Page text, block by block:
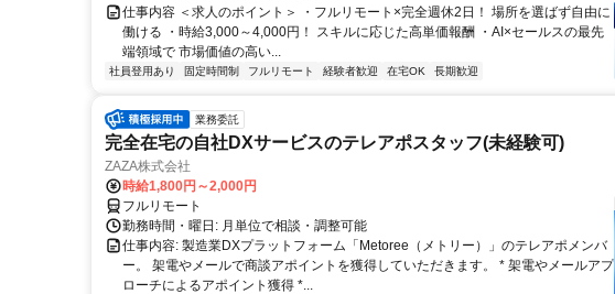
仕事内容 ＜求人のポイント＞ ・フルリモート×完全週休2日！ 場所を選ばず自由に
働ける ・時給3,000～4,000円！ スキルに応じた高単価報酬 ・AI×セールスの最先
端領域で 市場価値の高い...
社員登用あり 固定時間制 フルリモート 経験者歓迎 在宅OK 長期歓迎
業務委託
完全在宅の自社DXサービスのテレアポスタッフ(未経験可)
ZAZA株式会社
時給1,800円～2,000円
フルリモート
勤務時間・曜日: 月単位で相談・調整可能
仕事内容: 製造業DXプラットフォーム「Metoree（メトリー）」のテレアポメンバ
ー。 架電やメールで商談アポイントを獲得していただきます。 * 架電やメールアプ
ローチによるアポイント獲得 *...